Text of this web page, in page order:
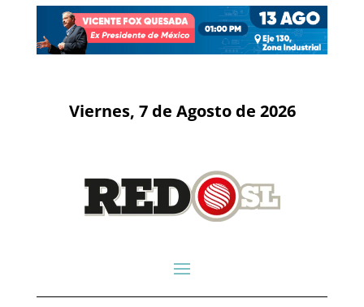
Viernes, 7 de Agosto de 2026